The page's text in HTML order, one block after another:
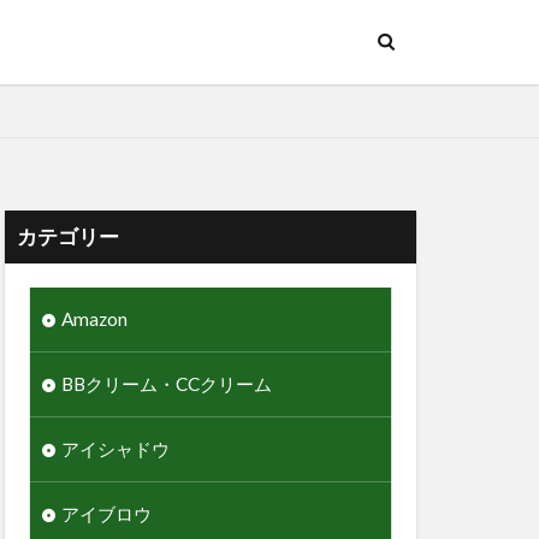
カテゴリー
Amazon
BBクリーム・CCクリーム
アイシャドウ
アイブロウ